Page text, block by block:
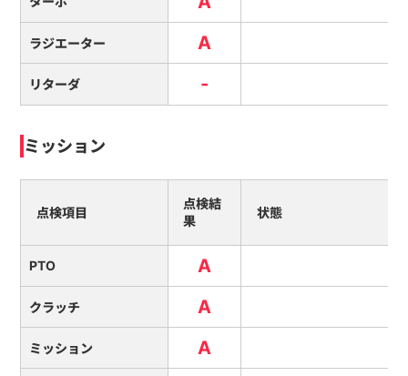
ラジエーター A
リターダ -
ミッション
点検項目
点検結
果
状態
PTO A
クラッチ A
ミッション A